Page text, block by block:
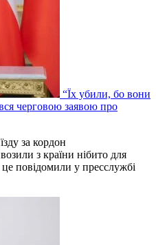
“Їх убили, бо вони
черговою заявою про
за кордон
з країни нібито для
повідомили у пресслужбі